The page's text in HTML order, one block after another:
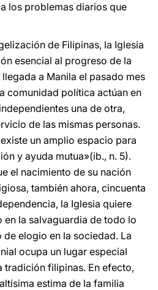
los problemas diarios que
de Filipinas, la Iglesia
esencial al progreso de la
a Manila el pasado mes
comunidad política actúan en
una de otra,
de las mismas personas.
un amplio espacio para
y ayuda mutua»(ib., n. 5).
el nacimiento de su nación
también ahora, cincuenta
la Iglesia quiere
la salvaguardia de todo lo
elogio en la sociedad. La
ocupa un lugar especial
tradición filipinas. En efecto,
estima de la familia